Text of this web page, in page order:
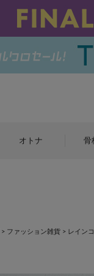
オトナ 骨
> ファッション雑貨 > レイン